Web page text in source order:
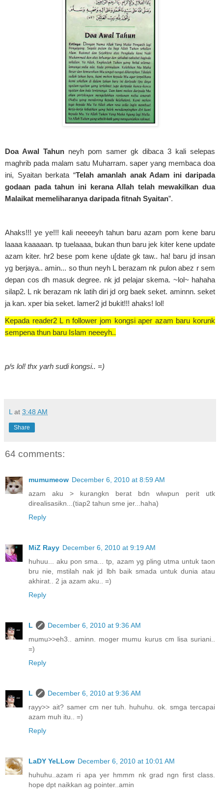
Doa Awal Tahun neyh pom samer gk dibaca 3 kali selepas
maghrib pada malam satu Muharram. saper yang membaca doa
ini, Syaitan berkata “Telah amanlah anak Adam ini daripada
godaan pada tahun ini kerana Allah telah mewakilkan dua
Malaikat memeliharanya daripada fitnah Syaitan”.
Ahaks!!! ye ye!!! kali neeeeyh tahun baru azam pom kene baru
laaaa kaaaaan. tp tuelaaaa, bukan thun baru jek kiter kene update
azam kiter. hr2 bese pom kene u[date gk taw.. ha! baru jd insan
yg berjaya.. amin... so thun neyh L berazam nk pulon abez r sem
depan cos dh masuk degree. nk jd pelajar skema. ~lol~ hahaha
silap2. L nk berazam nk latih diri jd org baek seket. aminnn. seket
ja kan. xper bia seket. lamer2 jd bukit!!! ahaks! lol!
Kepada reader2 L n follower jom kongsi aper azam baru korunk
sempena thun baru Islam neeeyh..
p/s lol! thx yarh sudi kongsi.. =)
L at 3:48 AM
Share
64 comments:
mumumeow December 6, 2010 at 8:59 AM
azam aku > kurangkn berat bdn wlwpun perit utk
direalisasikn...(tiap2 tahun sme jer...haha)
Reply
MiZ Rayy December 6, 2010 at 9:19 AM
huhuu... aku pon sma... tp, azam yg pling utma untuk taon
bru nie, mstilah nak jd lbh baik smada untuk dunia atau
akhirat.. 2 ja azam aku.. =)
Reply
L
December 6, 2010 at 9:36 AM
mumu>>eh3.. aminn. moger mumu kurus cm lisa suriani..
=)
Reply
L
December 6, 2010 at 9:36 AM
rayy>> ait? samer cm ner tuh. huhuhu. ok. smga tercapai
azam muh itu.. =)
Reply
LaDY YeLLow December 6, 2010 at 10:01 AM
huhuhu..azam ri apa yer hmmm nk grad ngn first class.
hope dpt naikkan ag pointer..amin